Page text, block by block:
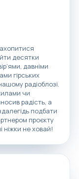
десятки
давніми
гірських
радіоблозі.
чи
радість, а
подбати
проєкту
ніжки не ховай!